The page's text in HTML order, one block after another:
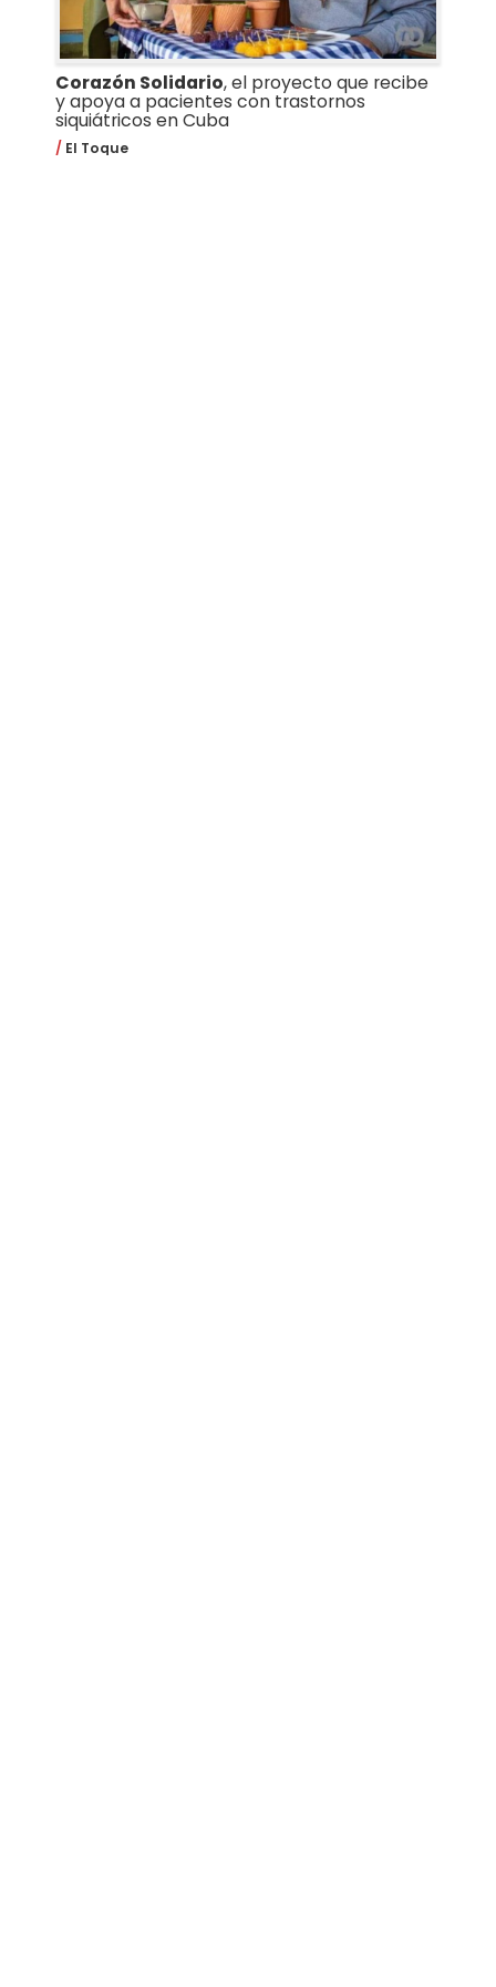
Corazón Solidario, el proyecto que recibe
y apoya a pacientes con trastornos
siquiátricos en Cuba
El Toque